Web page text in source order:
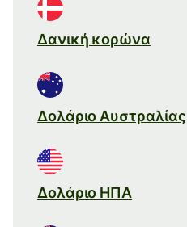
Δανική κορώνα
Δολάριο Αυστραλίας
Δολάριο ΗΠΑ